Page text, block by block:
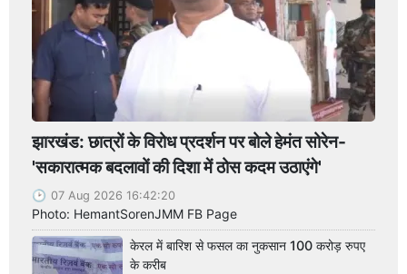
झारखंड: छात्रों के विरोध प्रदर्शन पर बोले हेमंत सोरेन-
'सकारात्मक बदलावों की दिशा में ठोस कदम उठाएंगे'
07 Aug 2026 16:42:20
Photo: HemantSorenJMM FB Page
केरल में बारिश से फसल का नुकसान 100 करोड़ रुपए
के करीब